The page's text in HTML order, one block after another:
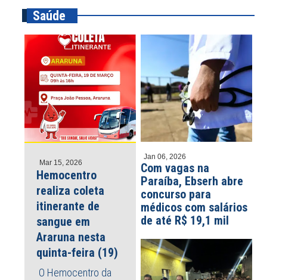
Saúde
Mar 15, 2026
Hemocentro
realiza coleta
itinerante de
sangue em
Araruna nesta
quinta-feira (19)
O Hemocentro da
Jan 06, 2026
Com vagas na
Paraíba, Ebserh abre
concurso para
médicos com salários
de até R$ 19,1 mil